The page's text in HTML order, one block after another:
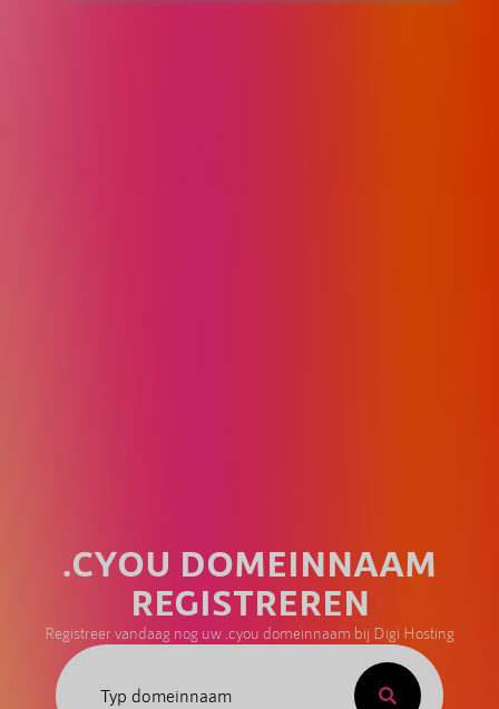
.CYOU DOMEINNAAM
REGISTREREN
Registreer vandaag nog uw .cyou domeinnaam bij Digi Hosting